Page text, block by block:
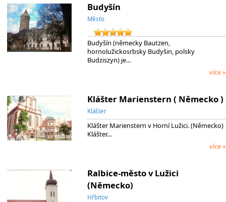
Budyšín
Město
Budyšín (německy Bautzen,
hornolužickosrbsky Budyšin, polsky
Budziszyn) je…
více »
Klášter Marienstern ( Německo )
Klášter
Klášter Marienstern v Horní Lužici. (Německo)
Klášter…
více »
Ralbice-město v Lužici
(Německo)
Hřbitov